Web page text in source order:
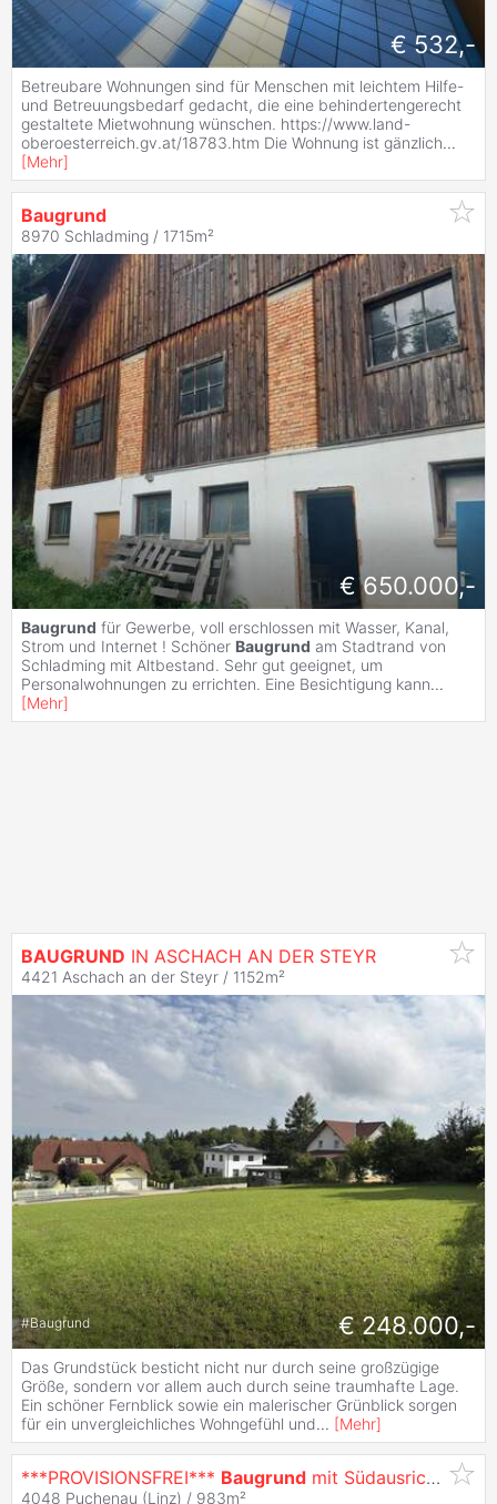
€ 532,-
Betreubare Wohnungen sind für Menschen mit leichtem Hilfe-
und Betreuungsbedarf gedacht, die eine behindertengerecht
gestaltete Mietwohnung wünschen. https://www.land-
oberoesterreich.gv.at/18783.htm Die Wohnung ist gänzlich...
[Mehr]
Baugrund
8970 Schladming / 1715m²
€ 650.000,-
Baugrund für Gewerbe, voll erschlossen mit Wasser, Kanal,
Strom und Internet ! Schöner Baugrund am Stadtrand von
Schladming mit Altbestand. Sehr gut geeignet, um
Personalwohnungen zu errichten. Eine Besichtigung kann...
[Mehr]
BAUGRUND IN ASCHACH AN DER STEYR
4421 Aschach an der Steyr / 1152m²
#Baugrund € 248.000,-
Das Grundstück besticht nicht nur durch seine großzügige
Größe, sondern vor allem auch durch seine traumhafte Lage.
Ein schöner Fernblick sowie ein malerischer Grünblick sorgen
für ein unvergleichliches Wohngefühl und... [Mehr]
***PROVISIONSFREI*** Baugrund mit Südausrichtung am Pöstlingberg
4048 Puchenau (Linz) / 983m²